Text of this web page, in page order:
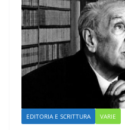
EDITORIA E SCRITTURA VARIE